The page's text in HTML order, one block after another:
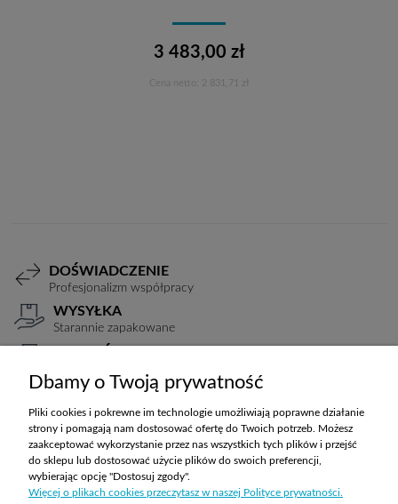
3 483,00 zł
2 831,71 zł
DOŚWIADCZENIE
Profesjonalizm współpracy
WYSYŁKA
Starannie zapakowane
TRANSPORT
Koszty ustalane indywidualnie
ZAKUPY
Dbamy o Twoją prywatność
Pliki cookies i pokrewne im technologie umożliwiają poprawne działanie
strony i pomagają nam dostosować ofertę do Twoich potrzeb. Możesz
zaakceptować wykorzystanie przez nas wszystkich tych plików i przejść
do sklepu lub dostosować użycie plików do swoich preferencji,
wybierając opcję "Dostosuj zgody".
Więcej o plikach cookies przeczytasz w naszej Polityce prywatności.